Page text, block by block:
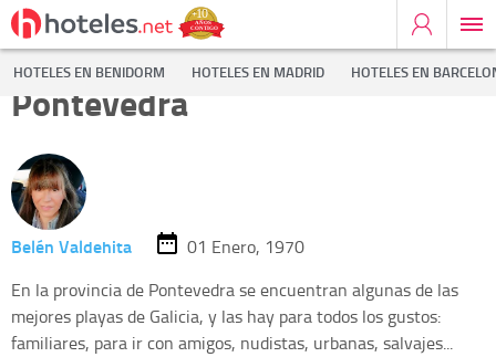
HOTELES EN BENIDORM HOTELES EN MADRID HOTELES EN
La mejores playas de
Pontevedra
Belén Valdehita
01 Enero, 1970
En la provincia de Pontevedra se encuentran algunas de las
mejores playas de Galicia, y las hay para todos los gustos:
familiares, para ir con amigos, nudistas, urbanas, salvajes...